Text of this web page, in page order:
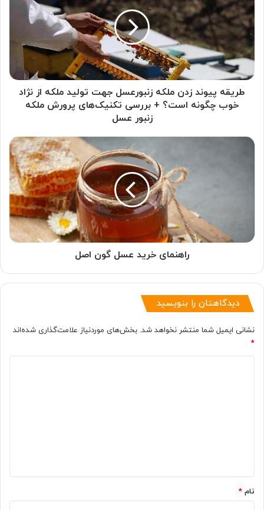
زدن
ملکه
زنبورعسل
جهت
تولید
از
+
طریقه پیوند زدن ملکه زنبورعسل جهت تولید ملکه از نژاد
خوب چگونه است؟ + بررسی تکنیک‌های پرورش ملکه
زنبور عسل
راهنمای
راهنمای خرید عسل گون اصل
دیدگاهتان را بنویسید
نشانی ایمیل شما منتشر نخواهد شد. بخش‌های موردنیاز علامت‌گذاری شده‌اند
*
نام *